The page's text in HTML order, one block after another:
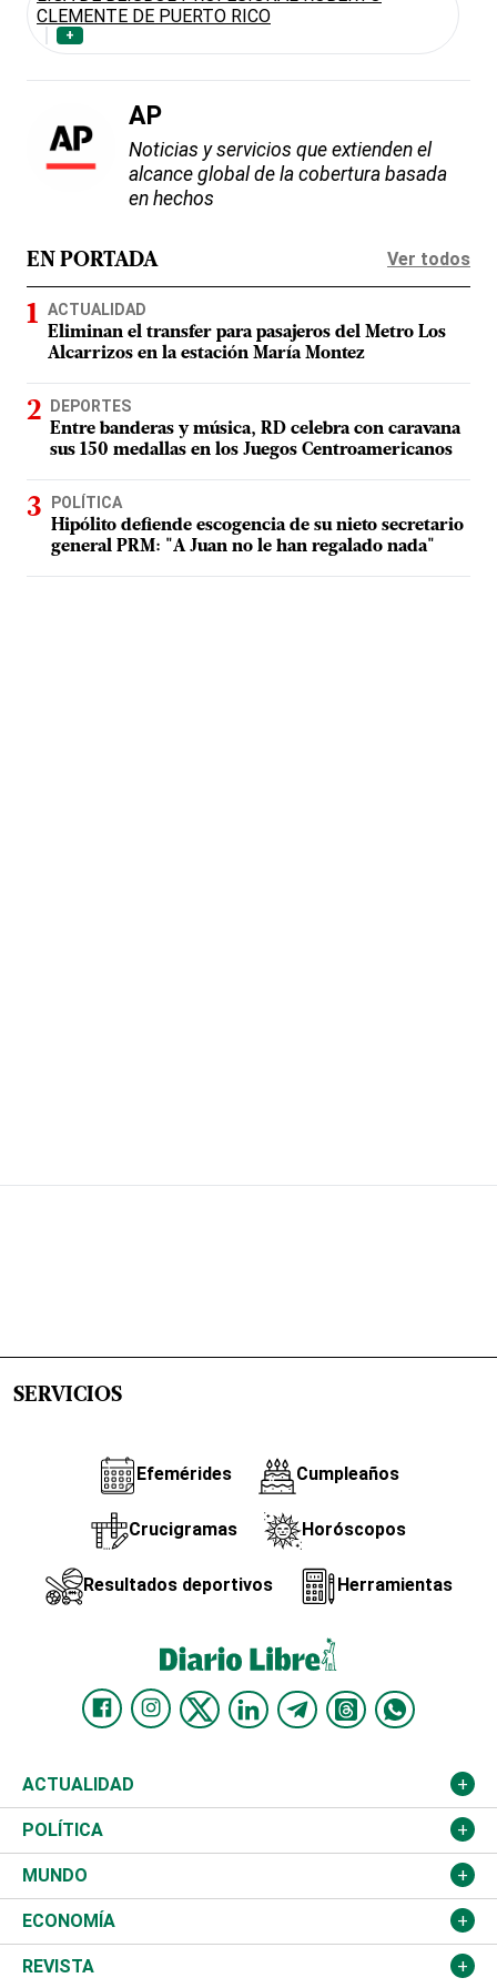
CLEMENTE DE PUERTO RICO
+
AP
Noticias y servicios que extienden el
alcance global de la cobertura basada
en hechos
EN PORTADA Ver todos
ACTUALIDAD
Eliminan el transfer para pasajeros del Metro Los
Alcarrizos en la estación María Montez
DEPORTES
Entre banderas y música, RD celebra con caravana
sus 150 medallas en los Juegos Centroamericanos
POLÍTICA
Hipólito defiende escogencia de su nieto secretario
general PRM: "A Juan no le han regalado nada"
SERVICIOS
Efemérides Cumpleaños
Crucigramas Horóscopos
Resultados deportivos Herramientas
ACTUALIDAD
Nacional
Ciudad
Educación
Salud
POLÍTICA
Partidos
JCE
TSE
MUNDO
Estados Unidos
América Latina
ECONOMÍA
Finanzas
REVISTA